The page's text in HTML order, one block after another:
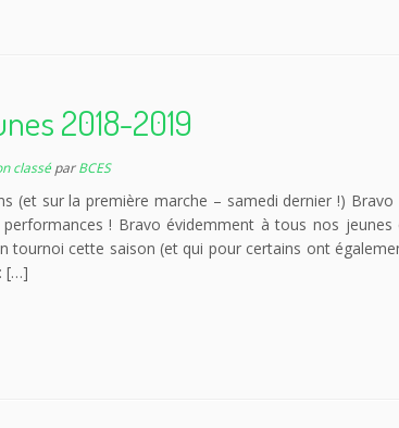
2018-2019
classéparBCES
(et sur la première marche – samedi dernier !) Bravo
! Bravo évidemment à tous nos jeunes
tournoi cette saison (et qui pour certains ont
[…]